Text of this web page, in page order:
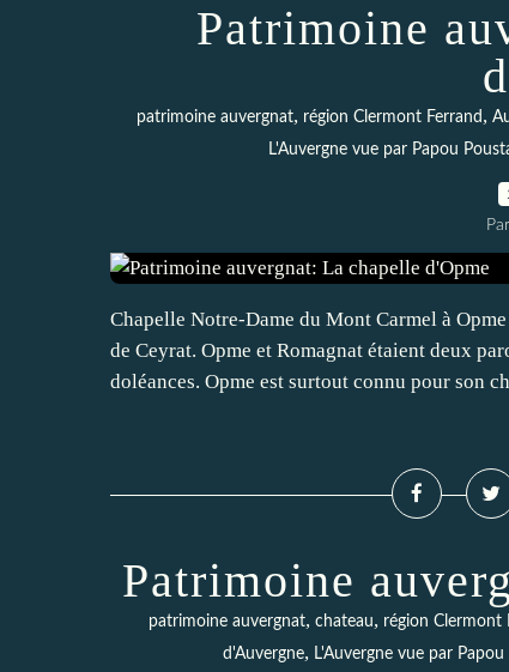
Patrimoine
patrimoine auvergnat, région Clermont Ferrand ,
L'Auvergne vue par Papou
Chapelle Notre-Dame du Mont Carmel à
de Ceyrat. Opme et Romagnat étaient deux
doléances. Opme est surtout connu pour son
Patrimoine
patrimoine auvergnat, chateau, région Clermont
d'Auvergne, L'Auvergne vue par